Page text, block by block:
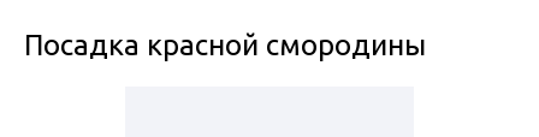
Посадка красной смородины